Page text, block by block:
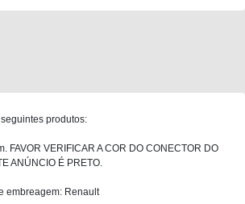
produtos:
FAVOR VERIFICAR A COR DO CONECTOR DO
ANÚNCIO É PRETO.
embreagem: Renault